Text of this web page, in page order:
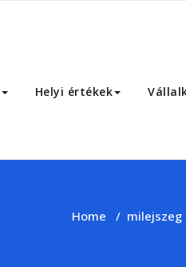
Helyi értékek
Home / milejszeg